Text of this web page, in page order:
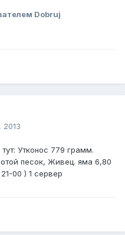
Dobruj
2013
Утконос 779 грамм.
песок, Живец. яма 6,80
00 ) 1 сервер